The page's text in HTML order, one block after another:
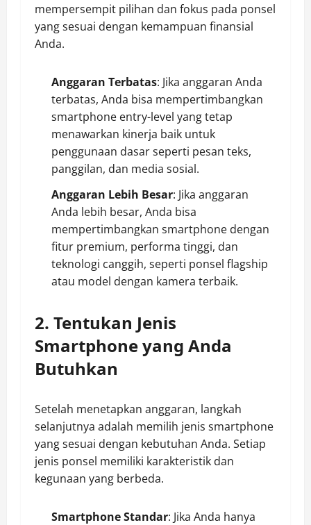
mempersempit pilihan dan fokus pada ponsel
yang sesuai dengan kemampuan finansial
Anda.
Anggaran Terbatas: Jika anggaran Anda
terbatas, Anda bisa mempertimbangkan
smartphone entry-level yang tetap
menawarkan kinerja baik untuk
penggunaan dasar seperti pesan teks,
panggilan, dan media sosial.
Anggaran Lebih Besar: Jika anggaran
Anda lebih besar, Anda bisa
mempertimbangkan smartphone dengan
fitur premium, performa tinggi, dan
teknologi canggih, seperti ponsel flagship
atau model dengan kamera terbaik.
2. Tentukan Jenis
Smartphone yang Anda
Butuhkan
Setelah menetapkan anggaran, langkah
selanjutnya adalah memilih jenis smartphone
yang sesuai dengan kebutuhan Anda. Setiap
jenis ponsel memiliki karakteristik dan
kegunaan yang berbeda.
Smartphone Standar: Jika Anda hanya